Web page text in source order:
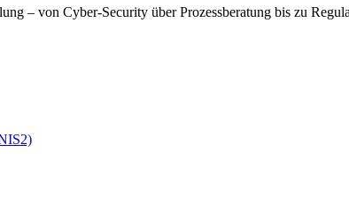
– von Cyber-Security über Prozessberatung bis zu